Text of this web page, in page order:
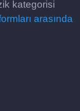
kategorisi
arasında